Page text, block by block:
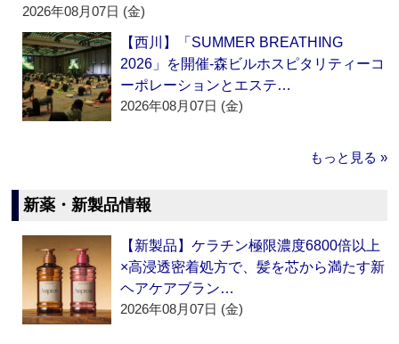
2026年08月07日 (金)
【西川】「SUMMER BREATHING
2026」を開催‐森ビルホスピタリティーコ
ーポレーションとエステ…
2026年08月07日 (金)
もっと見る »
新薬・新製品情報
【新製品】ケラチン極限濃度6800倍以上
×高浸透密着処方で、髪を芯から満たす新
ヘアケアブラン…
2026年08月07日 (金)